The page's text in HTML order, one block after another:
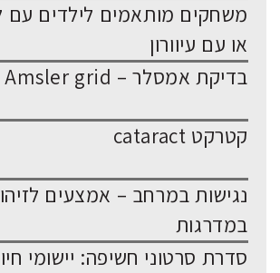
משחקים מותאמים לילדים עם
או עם עיוורון
בדיקת אמסלר – Amsler grid
קטרקט cataract
נגישות במרחב – אמצעים
במדרגות
סדרת סרטוני חשיפה: יישומי